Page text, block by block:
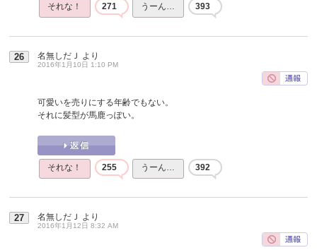
それな！ 271 うーん… 393
26 名無しだＪ より
2016年1月10日 1:10 PM
可愛いを売りにする年齢でもない。
それに髪型が馬鹿っぽい。
それな！ 255 うーん… 392
27 名無しだＪ より
2016年1月12日 8:32 AM